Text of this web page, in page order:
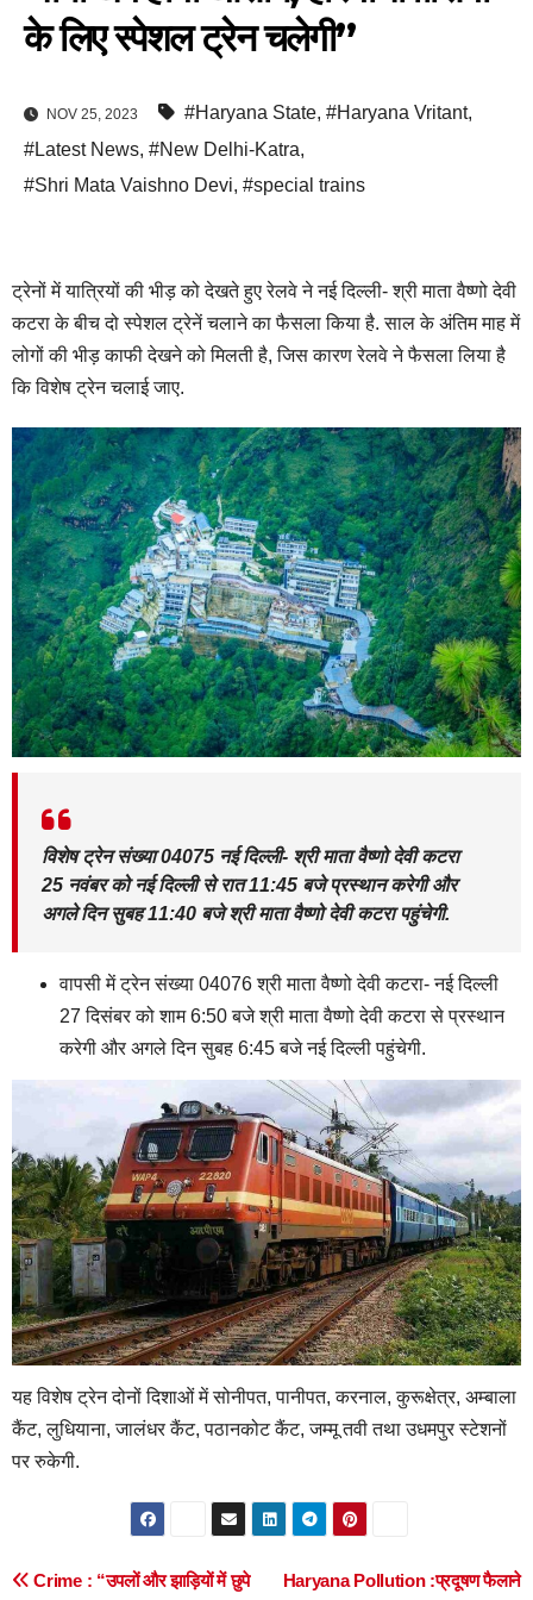
के लिए स्पेशल ट्रेन चलेगी”
NOV 25, 2023 #Haryana State, #Haryana Vritant,
#Latest News, #New Delhi-Katra,
#Shri Mata Vaishno Devi, #special trains
ट्रेनों में यात्रियों की भीड़ को देखते हुए रेलवे ने नई दिल्ली- श्री माता वैष्णो देवी
कटरा के बीच दो स्पेशल ट्रेनें चलाने का फैसला किया है. साल के अंतिम माह में
लोगों की भीड़ काफी देखने को मिलती है, जिस कारण रेलवे ने फैसला लिया है
कि विशेष ट्रेन चलाई जाए.
विशेष ट्रेन संख्या 04075 नई दिल्ली- श्री माता वैष्णो देवी कटरा
25 नवंबर को नई दिल्ली से रात 11:45 बजे प्रस्थान करेगी और
अगले दिन सुबह 11:40 बजे श्री माता वैष्णो देवी कटरा पहुंचेगी.
वापसी में ट्रेन संख्या 04076 श्री माता वैष्णो देवी कटरा- नई दिल्ली
27 दिसंबर को शाम 6:50 बजे श्री माता वैष्णो देवी कटरा से प्रस्थान
करेगी और अगले दिन सुबह 6:45 बजे नई दिल्ली पहुंचेगी.
यह विशेष ट्रेन दोनों दिशाओं में सोनीपत, पानीपत, करनाल, कुरूक्षेत्र, अम्बाला
कैंट, लुधियाना, जालंधर कैंट, पठानकोट कैंट, जम्मू तवी तथा उधमपुर स्टेशनों
पर रुकेगी.
Post
Haryana Pollution :प्रदूषण फैलाने
Crime : “उपलों और झाड़ियों में छुपे